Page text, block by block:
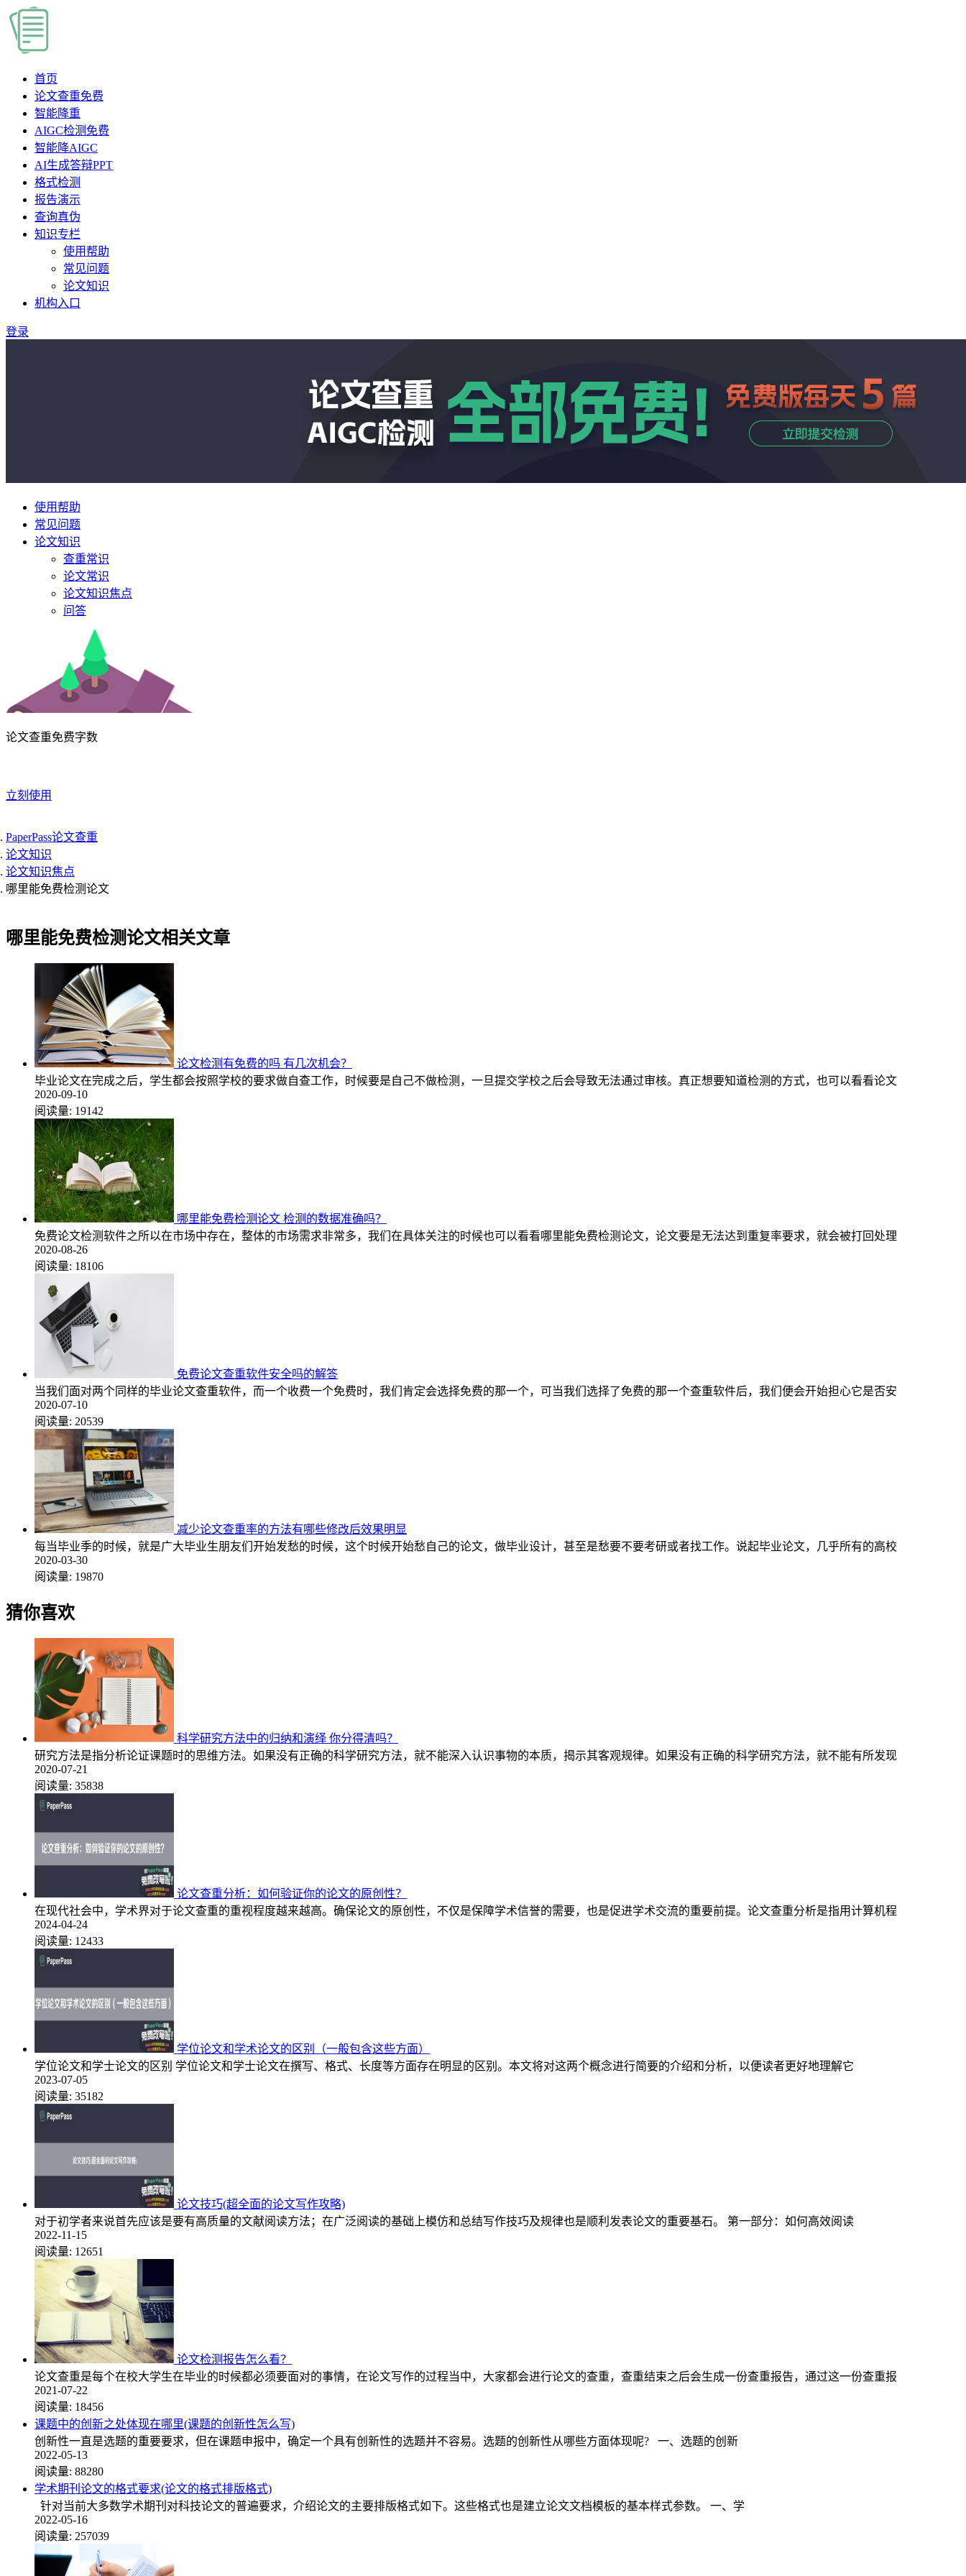
首页
论文查重免费
智能降重
AIGC检测 免费
智能降AIGC
AI生成答辩PPT
格式检测
报告演示
查询真伪
知识专栏
使用帮助
常见问题
论文知识
机构入口
登录
使用帮助
常见问题
论文知识
查重常识
论文常识
论文知识焦点
问答
论文查重免费字数
立刻使用
PaperPass论文查重
论文知识
论文知识焦点
哪里能免费检测论文
哪里能免费检测论文相关文章
论文检测有免费的吗 有几次机会？
毕业论文在完成之后，学生都会按照学校的要求做自查工作，时候要是自己不做检测，一旦提交学校之后会导致无法通过审核。真正想要知道检测的方式，也可以看看论文
2020-09-10
阅读量: 19142
哪里能免费检测论文 检测的数据准确吗？
免费论文检测软件之所以在市场中存在，整体的市场需求非常多，我们在具体关注的时候也可以看看哪里能免费检测论文，论文要是无法达到重复率要求，就会被打回处理
2020-08-26
阅读量: 18106
免费论文查重软件安全吗的解答
当我们面对两个同样的毕业论文查重软件，而一个收费一个免费时，我们肯定会选择免费的那一个，可当我们选择了免费的那一个查重软件后，我们便会开始担心它是否安
2020-07-10
阅读量: 20539
减少论文查重率的方法有哪些修改后效果明显
每当毕业季的时候，就是广大毕业生朋友们开始发愁的时候，这个时候开始愁自己的论文，做毕业设计，甚至是愁要不要考研或者找工作。说起毕业论文，几乎所有的高校
2020-03-30
阅读量: 19870
猜你喜欢
科学研究方法中的归纳和演绎 你分得清吗？
研究方法是指分析论证课题时的思维方法。如果没有正确的科学研究方法，就不能深入认识事物的本质，揭示其客观规律。如果没有正确的科学研究方法，就不能有所发现
2020-07-21
阅读量: 35838
论文查重分析：如何验证你的论文的原创性？
在现代社会中，学术界对于论文查重的重视程度越来越高。确保论文的原创性，不仅是保障学术信誉的需要，也是促进学术交流的重要前提。论文查重分析是指用计算机程
2024-04-24
阅读量: 12433
学位论文和学术论文的区别（一般包含这些方面）
学位论文和学士论文的区别 学位论文和学士论文在撰写、格式、长度等方面存在明显的区别。本文将对这两个概念进行简要的介绍和分析，以便读者更好地理解它
2023-07-05
阅读量: 35182
论文技巧(超全面的论文写作攻略)
对于初学者来说首先应该是要有高质量的文献阅读方法；在广泛阅读的基础上模仿和总结写作技巧及规律也是顺利发表论文的重要基石。 第一部分：如何高效阅读
2022-11-15
阅读量: 12651
论文检测报告怎么看？
论文查重是每个在校大学生在毕业的时候都必须要面对的事情，在论文写作的过程当中，大家都会进行论文的查重，查重结束之后会生成一份查重报告，通过这一份查重报
2021-07-22
阅读量: 18456
课题中的创新之处体现在哪里(课题的创新性怎么写)
创新性一直是选题的重要要求，但在课题申报中，确定一个具有创新性的选题并不容易。选题的创新性从哪些方面体现呢? 一、选题的创新
2022-05-13
阅读量: 88280
学术期刊论文的格式要求(论文的格式排版格式)
针对当前大多数学术期刊对科技论文的普遍要求，介绍论文的主要排版格式如下。这些格式也是建立论文文档模板的基本样式参数。 一、学
2022-05-16
阅读量: 257039